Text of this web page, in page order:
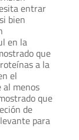
entrar
bien
en la
que
a la
el
menos
que
de
para